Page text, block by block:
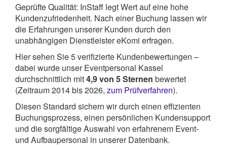
Geprüfte Qualität: InStaff legt Wert auf eine hohe
Kundenzufriedenheit. Nach einer Buchung lassen wir
die Erfahrungen unserer Kunden durch den
unabhängigen Dienstleister eKomi erfragen.
Hier sehen Sie5verifizierte Kundenbewertungen –
dabei wurde unser Eventpersonal Kassel
durchschnittlich mit4,9von 5Sternen bewertet
(Zeitraum 2014 bis 2026, zum Prüfverfahren).
Diesen Standard sichern wir durch einen effizienten
Buchungsprozess, einen persönlichen Kundensupport
und die sorgfältige Auswahl von erfahrenem Event-
und Aufbaupersonal in unserer Datenbank.